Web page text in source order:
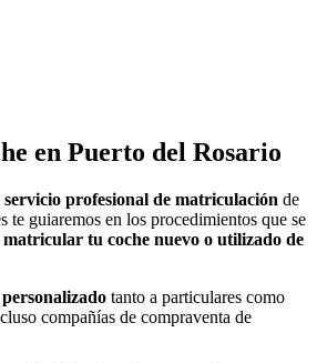
en Puerto del Rosario
servicio profesional de matriculación de
te guiaremos en los procedimientos que se
matricular tu coche nuevo o utilizado de
tanto a particulares como
compañías de compraventa de